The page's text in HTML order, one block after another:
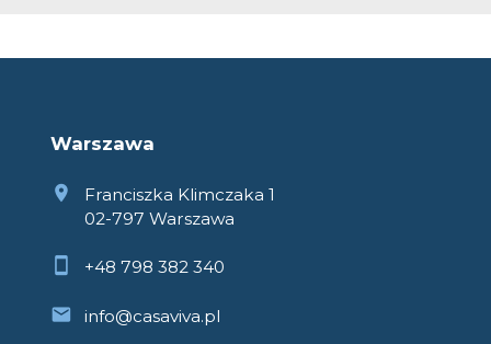
Warszawa
Franciszka Klimczaka 1
02-797 Warszawa
+48 798 382 340
info@casaviva.pl